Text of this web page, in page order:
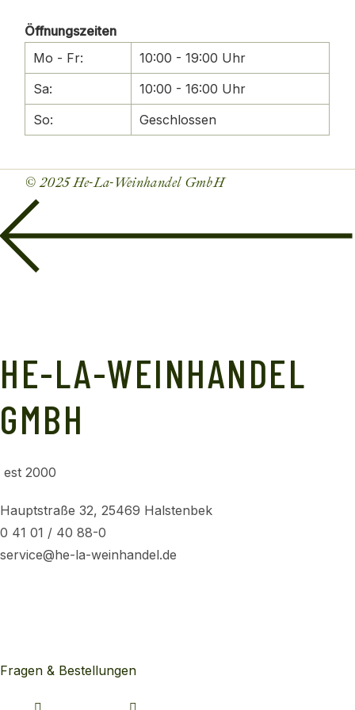
Öffnungszeiten
Mo - Fr:
10:00 - 19:00 Uhr
Sa:
10:00 - 16:00 Uhr
So:
Geschlossen
© 2025He-La-Weinhandel GmbH
HE-LA-WEINHANDEL
GMBH
est 2000
Hauptstraße 32, 25469 Halstenbek
0 41 01 / 40 88-0
service@he-la-weinhandel.de
Fragen & Bestellungen